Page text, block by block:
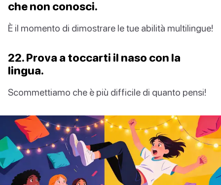
che non conosci.
È il momento di dimostrare le tue abilità multilingue!
22. Prova a toccarti il naso con la
lingua.
Scommettiamo che è più difficile di quanto pensi!